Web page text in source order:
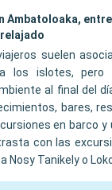
Ambatoloaka,
suelen
los islotes, pero
al final del
bares,
en barco
con las
Nosy Tanikely o